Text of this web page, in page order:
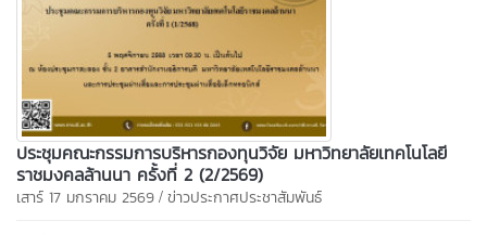
ประชุมคณะกรรมการบริหารกองทุนวิจัย มหาวิทยาลัยเทคโนโลยี
ราชมงคลล้านนา ครั้งที่ 2 (2/2569)
เสาร์ 17 มกราคม 2569 / ข่าวประกาศประชาสัมพันธ์